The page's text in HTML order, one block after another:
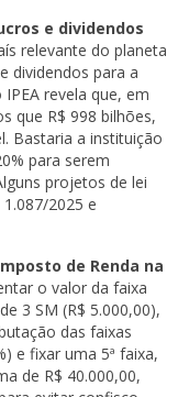
e dividendos
relevante do planeta
dividendos para a
revela que, em
que R$ 998 bilhões,
Bastaria a instituição
para serem
projetos de lei
2025 e
de Renda na
o valor da faixa
3 SM (R$ 5.000,00),
das faixas
e fixar uma 5ª faixa,
de R$ 40.000,00,